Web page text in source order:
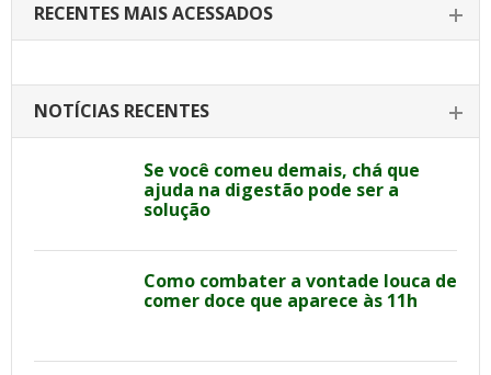
RECENTES MAIS ACESSADOS
NOTÍCIAS RECENTES
Se você comeu demais, chá que
ajuda na digestão pode ser a
solução
Como combater a vontade louca de
comer doce que aparece às 11h